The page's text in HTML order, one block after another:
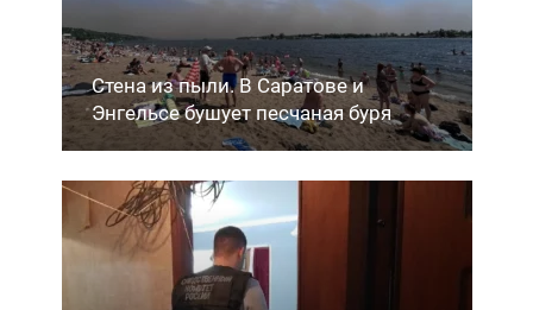
Стена из пыли. В Саратове и
Энгельсе бушует песчаная буря